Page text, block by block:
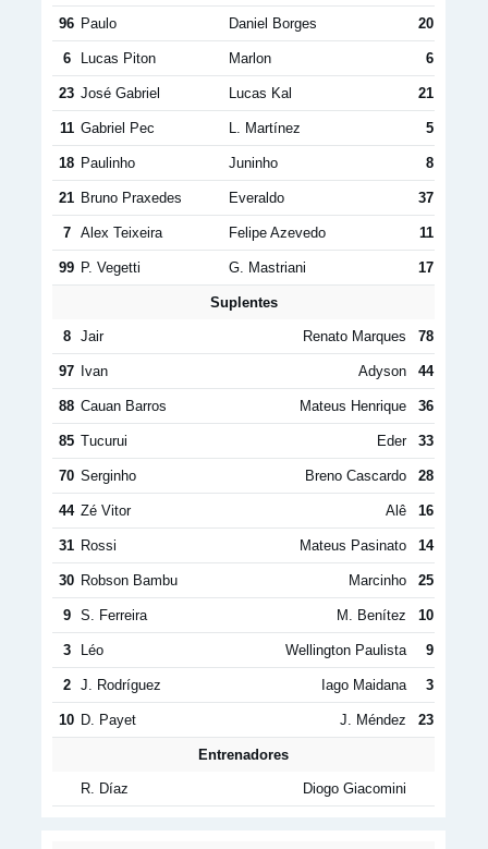
96 Paulo Daniel Borges 20
6 Lucas Piton Marlon 6
23 José Gabriel Lucas Kal 21
11 Gabriel Pec L. Martínez 5
18 Paulinho Juninho 8
21 Bruno Praxedes Everaldo 37
7 Alex Teixeira Felipe Azevedo 11
99 P. Vegetti G. Mastriani 17
Suplentes
8 Jair Renato Marques 78
97 Ivan Adyson 44
88 Cauan Barros Mateus Henrique 36
85 Tucurui Eder 33
70 Serginho Breno Cascardo 28
44 Zé Vitor Alê 16
31 Rossi Mateus Pasinato 14
30 Robson Bambu Marcinho 25
9 S. Ferreira M. Benítez 10
3 Léo Wellington Paulista 9
2 J. Rodríguez Iago Maidana 3
10 D. Payet J. Méndez 23
Entrenadores
R. Díaz Diogo Giacomini